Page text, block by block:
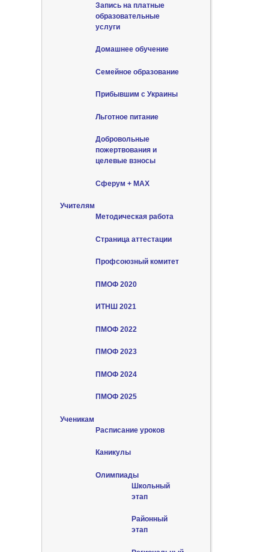
Запись на платные
образовательные
услуги
Домашнее обучение
Семейное образование
Прибывшим с Украины
Льготное питание
Добровольные
пожертвования и
целевые взносы
Сферум + MAX
Учителям
Методическая работа
Страница аттестации
Профсоюзный комитет
ПМОФ 2020
ИТНШ 2021
ПМОФ 2022
ПМОФ 2023
ПМОФ 2024
ПМОФ 2025
Ученикам
Расписание уроков
Каникулы
Олимпиады
Школьный
этап
Районный
этап